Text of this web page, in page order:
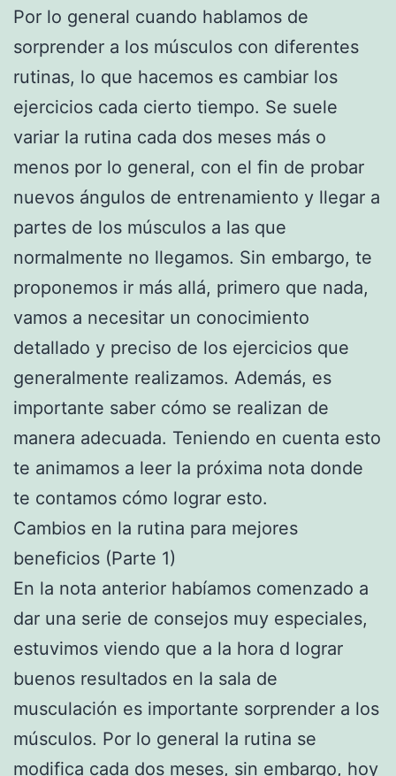
Por lo general cuando hablamos de
sorprender a los músculos con diferentes
rutinas, lo que hacemos es cambiar los
ejercicios cada cierto tiempo. Se suele
variar la rutina cada dos meses más o
menos por lo general, con el fin de probar
nuevos ángulos de entrenamiento y llegar a
partes de los músculos a las que
normalmente no llegamos. Sin embargo, te
proponemos ir más allá, primero que nada,
vamos a necesitar un conocimiento
detallado y preciso de los ejercicios que
generalmente realizamos. Además, es
importante saber cómo se realizan de
manera adecuada. Teniendo en cuenta esto
te animamos a leer la próxima nota donde
te contamos cómo lograr esto.
Cambios en la rutina para mejores
beneficios (Parte 1)
En la nota anterior habíamos comenzado a
dar una serie de consejos muy especiales,
estuvimos viendo que a la hora d lograr
buenos resultados en la sala de
musculación es importante sorprender a los
músculos. Por lo general la rutina se
modifica cada dos meses, sin embargo, hoy